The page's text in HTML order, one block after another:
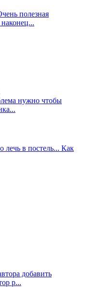
полезная
нужно чтобы
лечь в постель... Как
добавить
р...